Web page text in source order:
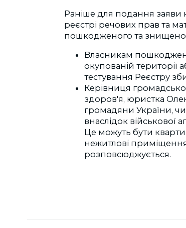
Раніше для подання заяви
реєстрі речових прав та
пошкодженого та
Власникам
окупованій території
тестування Реєстру
Керівниця
здоров'я, юристка
громадяни України,
внаслідок військової
Це можуть бути
нежитлові
розповсюджується.